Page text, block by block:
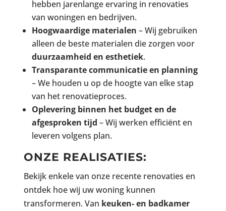
hebben jarenlange ervaring in renovaties
van woningen en bedrijven.
Hoogwaardige materialen – Wij gebruiken
alleen de beste materialen die zorgen voor
duurzaamheid en esthetiek.
Transparante communicatie en planning
– We houden u op de hoogte van elke stap
van het renovatieproces.
Oplevering binnen het budget en de
afgesproken tijd – Wij werken efficiënt en
leveren volgens plan.
ONZE REALISATIES:
Bekijk enkele van onze recente renovaties en
ontdek hoe wij uw woning kunnen
transformeren. Van keuken- en badkamer